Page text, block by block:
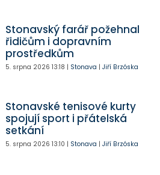
Stonavský farář požehnal
řidičům i dopravním
prostředkům
5. srpna 2026 13:18 | Stonava | Jiří Brzóska
Stonavské tenisové kurty
spojují sport i přátelská
setkání
5. srpna 2026 13:10 | Stonava | Jiří Brzóska